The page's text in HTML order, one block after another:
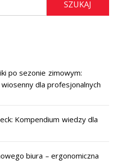
po sezonie zimowym:
dla profesjonalnych
Kompendium wiedzy dla
biura – ergonomiczna